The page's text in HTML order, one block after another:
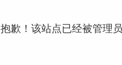
抱歉！该站点已经被管理